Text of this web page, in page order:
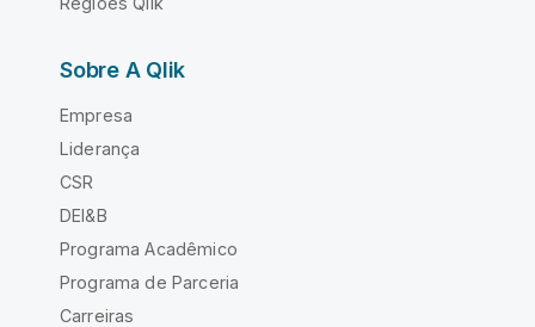
Sobre A Qlik
Empresa
Liderança
CSR
DEI&B
Programa Acadêmico
Programa de Parceria
Carreiras